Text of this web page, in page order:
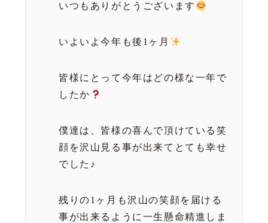
いつもありがとうございます
いよいよ今年も後1ヶ月
皆様にとって今年はどの様な一年で
したか
僕達は、皆様の喜んで頂けている笑
顔を沢山見る事が出来てとても幸せ
でした♪
残りの1ヶ月も沢山の笑顔を届ける
事が出来るように一生懸命精進しま